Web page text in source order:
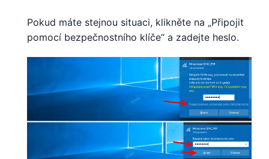
Pokud máte stejnou situaci, klikněte na „Připojit
pomocí bezpečnostního klíče“ a zadejte heslo.